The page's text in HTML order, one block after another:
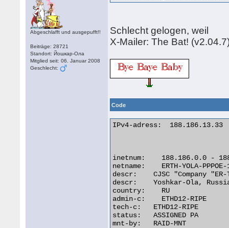
Abgeschlafft und ausgepufft!!
Beiträge: 28721
Standort: Йошкар-Ола
Mitglied seit: 06. Januar 2008
Geschlecht:
Schlecht gelogen, weil
X-Mailer: The Bat!
Code
IPv4-adress:  188.186.13.33
inetnum:    188.186.0.0 -
netname:    ERTH-YOLA-PPPOE-
descr:    CJSC "Company
descr:    Yoshkar-Ola,
country:    RU
admin-c:    ETHD12-RIPE
tech-c:   ETHD12-RIPE
status:   ASSIGNED PA
mnt-by:   RAID-MNT